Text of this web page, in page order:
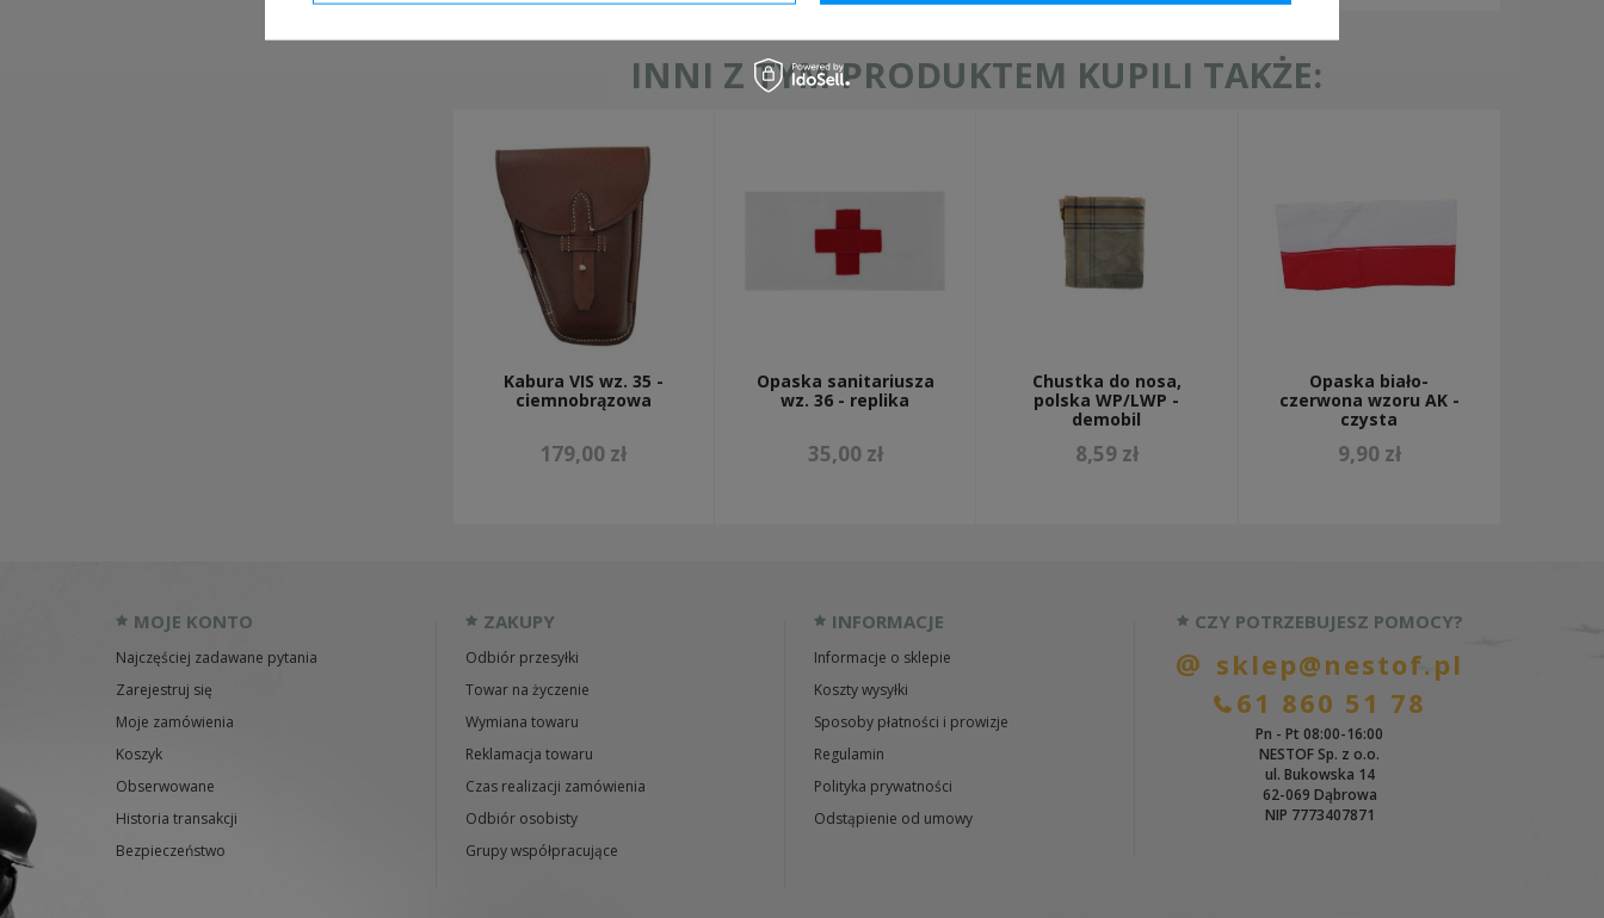
INNI Z TYM PRODUKTEM KUPILI TAKŻE:
Kabura VIS wz. 35 -
ciemnobrązowa
179,00 zł
Opaska sanitariusza
wz. 36 - replika
35,00 zł
Chustka do nosa,
polska WP/LWP -
demobil
8,59 zł
Opaska biało-
czerwona wzoru AK -
czysta
9,90 zł
MOJE KONTO
Najczęściej zadawane pytania
Zarejestruj się
Moje zamówienia
Koszyk
Obserwowane
Historia transakcji
Bezpieczeństwo
ZAKUPY
Odbiór przesyłki
Towar na życzenie
Wymiana towaru
Reklamacja towaru
Czas realizacji zamówienia
Odbiór osobisty
Grupy współpracujące
INFORMACJE
Informacje o sklepie
Koszty wysyłki
Sposoby płatności i prowizje
Regulamin
Polityka prywatności
Odstąpienie od umowy
CZY POTRZEBUJESZ POMOCY?
sklep@nestof.pl
61 860 51 78
Pn - Pt 08:00-16:00
NESTOF Sp. z o.o.
ul. Bukowska 14
62-069 Dąbrowa
NIP 7773407871